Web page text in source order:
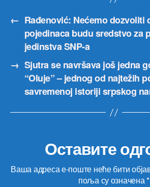
← Rađenović: Nećemo dozvoliti
pojedinaca budu sredstvo za
jedinstva SNP-a
→ Sjutra se navršava još jedna
“Oluje” – jednog od najtežih
savremenoj istoriji srpskog
Оставите
Ваша адреса е-поште неће бити
поља су означена*